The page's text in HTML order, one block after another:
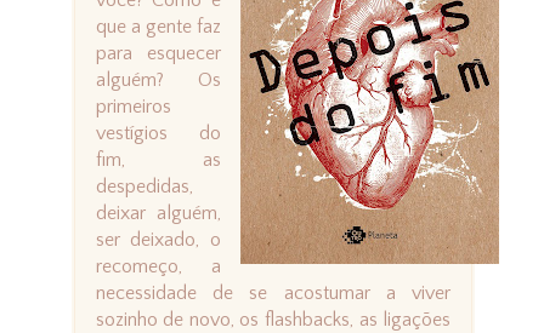
que a gente faz
para esquecer
alguém? Os
primeiros
vestígios do
fim, as
despedidas,
deixar alguém,
ser deixado, o
recomeço, a
necessidade de se acostumar a viver
sozinho de novo, os flashbacks, as ligações